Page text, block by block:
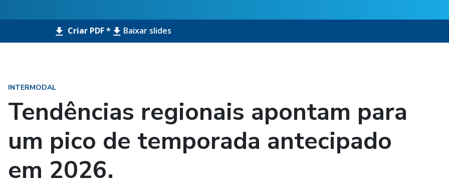
Criar PDF * Baixar slides
INTERMODAL
Tendências regionais apontam para
um pico de temporada antecipado
em 2026.